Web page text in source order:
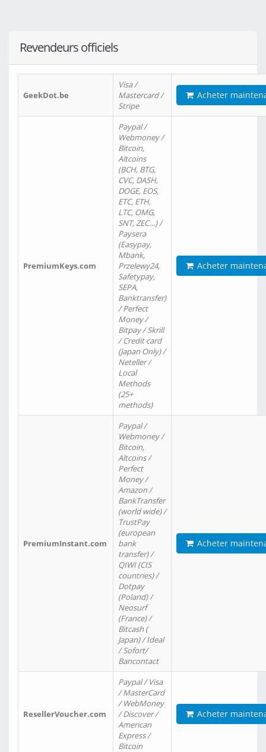
Revendeurs officiels
GeekDot.be
Visa /
Mastercard /
Stripe
Acheter
PremiumKeys.com
Paypal /
Webmoney /
Bitcoin,
Altcoins
(BCH, BTG,
CVC, DASH,
DOGE, EOS,
ETC, ETH,
LTC, OMG,
SNT, ZEC…) /
Paysera
(Easypay,
Mbank,
Przelewy24,
Safetypay,
SEPA,
Banktransfer)
/ Perfect
Money /
Bitpay / Skrill
/ Credit card
(Japan Only) /
Neteller /
Local
Methods
(25+
methods)
Acheter
PremiumInstant.com
Paypal /
Webmoney /
Bitcoin,
Altcoins /
Perfect
Money /
Amazon /
BankTransfer
(world wide) /
TrustPay
(european
bank
transfer) /
QIWI (CIS
countries) /
Dotpay
(Poland) /
Neosurf
(France) /
Bitcash (
Japan) / Ideal
/ Sofort/
Bancontact
Acheter
ResellerVoucher.com
Paypal / Visa
/ MasterCard
/ WebMoney
/ Discover /
American
Express /
Bitcoin
Acheter